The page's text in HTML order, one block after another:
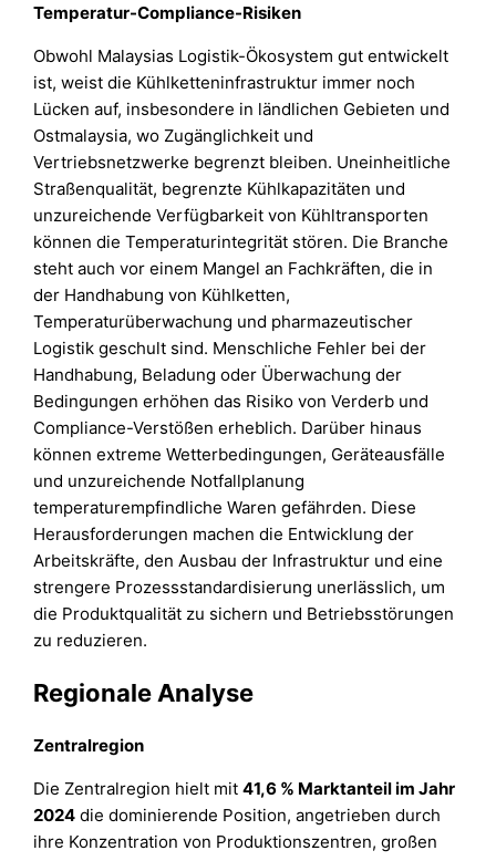
Temperatur-Compliance-Risiken
Obwohl Malaysias Logistik-Ökosystem gut entwickelt
ist, weist die Kühlketteninfrastruktur immer noch
Lücken auf, insbesondere in ländlichen Gebieten und
Ostmalaysia, wo Zugänglichkeit und
Vertriebsnetzwerke begrenzt bleiben. Uneinheitliche
Straßenqualität, begrenzte Kühlkapazitäten und
unzureichende Verfügbarkeit von Kühltransporten
können die Temperaturintegrität stören. Die Branche
steht auch vor einem Mangel an Fachkräften, die in
der Handhabung von Kühlketten,
Temperaturüberwachung und pharmazeutischer
Logistik geschult sind. Menschliche Fehler bei der
Handhabung, Beladung oder Überwachung der
Bedingungen erhöhen das Risiko von Verderb und
Compliance-Verstößen erheblich. Darüber hinaus
können extreme Wetterbedingungen, Geräteausfälle
und unzureichende Notfallplanung
temperaturempfindliche Waren gefährden. Diese
Herausforderungen machen die Entwicklung der
Arbeitskräfte, den Ausbau der Infrastruktur und eine
strengere Prozessstandardisierung unerlässlich, um
die Produktqualität zu sichern und Betriebsstörungen
zu reduzieren.
Regionale Analyse
Zentralregion
Die Zentralregion hielt mit41,6 % Marktanteil im Jahr
2024 die dominierende Position, angetrieben durch
ihre Konzentration von Produktionszentren, großen